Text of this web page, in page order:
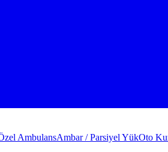
AmbulansAmbar / Parsiyel YükOto